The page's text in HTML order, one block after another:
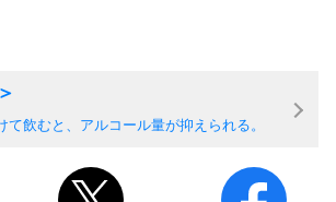
て飲むと、アルコール量が抑えられる。